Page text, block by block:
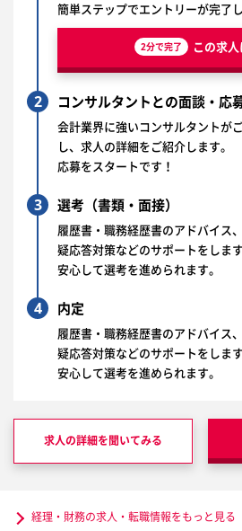
簡単ステップでエントリーが完了し
2分で完了 この求
2 コンサルタントとの面談・応
会計業界に強いコンサルタントが
し、求人の詳細をご紹介します。
応募をスタートです！
3 選考（書類・面接）
履歴書・職務経歴書のアドバイス
疑応答対策などのサポートをします
安心して選考を進められます。
4 内定
履歴書・職務経歴書のアドバイス
疑応答対策などのサポートをします
安心して選考を進められます。
求人の詳細を聞いてみる
経理・財務の求人・転職情報をもっと見る